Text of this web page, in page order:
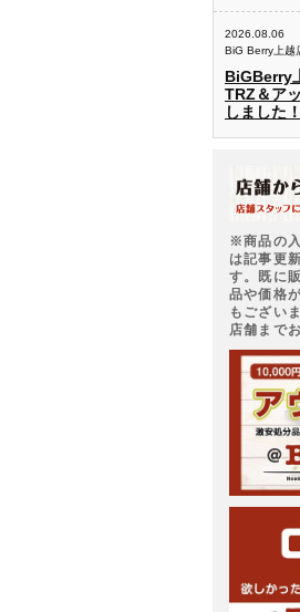
2026.08.06
BiG Berry上越
BiGBerry
TRZ＆ア
しました
※商品の
は記事更
す。既に
品や価格
もござい
店舗まで